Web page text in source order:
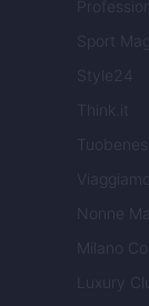
Sport
Style24
Think.it
Viaggiamo
Nonne
Milano
Luxury